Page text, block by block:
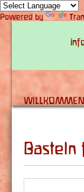
Powered by
WILLKOMMEN
Basteln